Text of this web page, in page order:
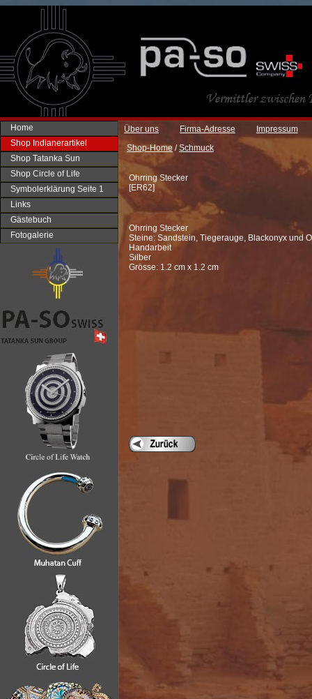
Home
Shop Indianerartikel
Shop Tatanka Sun
Shop Circle of Life
Symbolerklärung Seite 1
Links
Gästebuch
Fotogalerie
Über uns Firma-Adresse
Impressum
Shop-Home /Schmuck
Ohrring Stecker
[ER62]
Ohrring Stecker
Steine: Sandstein, Tiegerauge, Blackonyx und
Handarbeit
Silber
Grösse: 1.2 cm x 1.2 cm